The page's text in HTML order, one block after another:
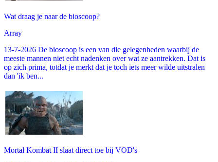
Wat draag je naar de bioscoop?
Array
13-7-2026 De bioscoop is een van die gelegenheden waarbij de
meeste mannen niet echt nadenken over wat ze aantrekken. Dat is
op zich prima, totdat je merkt dat je toch iets meer wilde uitstralen
dan 'ik ben...
Mortal Kombat II slaat direct toe bij VOD's